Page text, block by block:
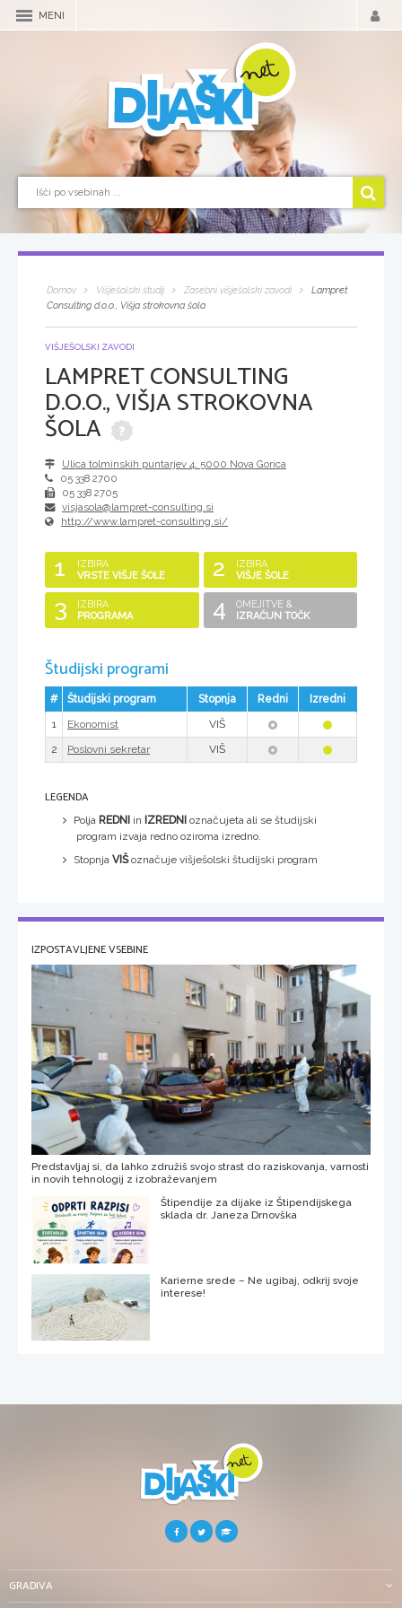
MENI
Domov Višješolski študij Zasebni višješolski zavodi
Lampret
Consulting d.o.o., Višja strokovna šola
VIŠJEŠOLSKI ZAVODI
LAMPRET CONSULTING
D.O.O., VIŠJA STROKOVNA
ŠOLA
Ulica tolminskih puntarjev 4, 5000 Nova Gorica
05 338 2700
05 338 2705
visjasola@lampret-consulting.si
http://www.lampret-consulting.si/
1
IZBIRA
VRSTE VIŠJE ŠOLE
2
IZBIRA
VIŠJE ŠOLE
3
IZBIRA
PROGRAMA
4
OMEJITVE &
IZRAČUN TOČK
Študijski programi
# Študijski program Stopnja Redni
Izredni
1
Ekonomist
VIŠ
2
Poslovni sekretar VIŠ
LEGENDA
Polja REDNI in IZREDNI označujeta ali se študijski
program izvaja redno oziroma izredno.
Stopnja VIŠoznačuje višješolski študijski program
IZPOSTAVLJENE VSEBINE
Predstavljaj si, da lahko združiš svojo strast do raziskovanja, varnosti
in novih tehnologij z izobraževanjem
Štipendije za dijake iz Štipendijskega
sklada dr. Janeza Drnovška
Karierne srede – Ne ugibaj, odkrij svoje
interese!
GRADIVA